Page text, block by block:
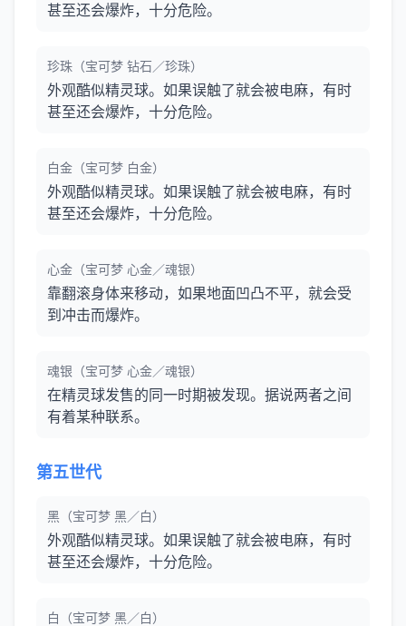
甚至还会爆炸，十分危险。
珍珠（宝可梦 钻石／珍珠）
外观酷似精灵球。如果误触了就会被电麻，有时
甚至还会爆炸，十分危险。
白金（宝可梦 白金）
外观酷似精灵球。如果误触了就会被电麻，有时
甚至还会爆炸，十分危险。
心金（宝可梦 心金／魂银）
靠翻滚身体来移动，如果地面凹凸不平，就会受
到冲击而爆炸。
魂银（宝可梦 心金／魂银）
在精灵球发售的同一时期被发现。据说两者之间
有着某种联系。
第五世代
黑（宝可梦 黑／白）
外观酷似精灵球。如果误触了就会被电麻，有时
甚至还会爆炸，十分危险。
白（宝可梦 黑／白）